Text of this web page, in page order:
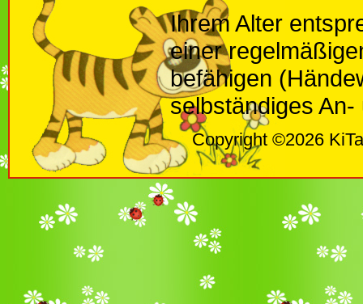
Ihrem Alter
einer
befähigen
selbständiges
Copyright ©2026